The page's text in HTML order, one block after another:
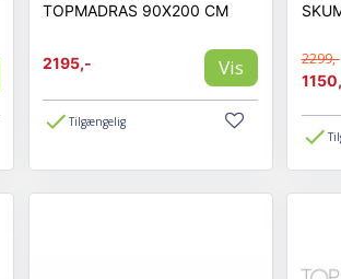
TOPMADRAS 90X200 CM
2195,- Vis
Tilgængelig
2299,-